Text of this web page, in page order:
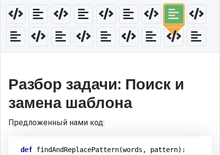
Разбор задачи: Поиск и
замена шаблона
Предложенный нами код:
def findAndReplacePattern(words, pattern) :